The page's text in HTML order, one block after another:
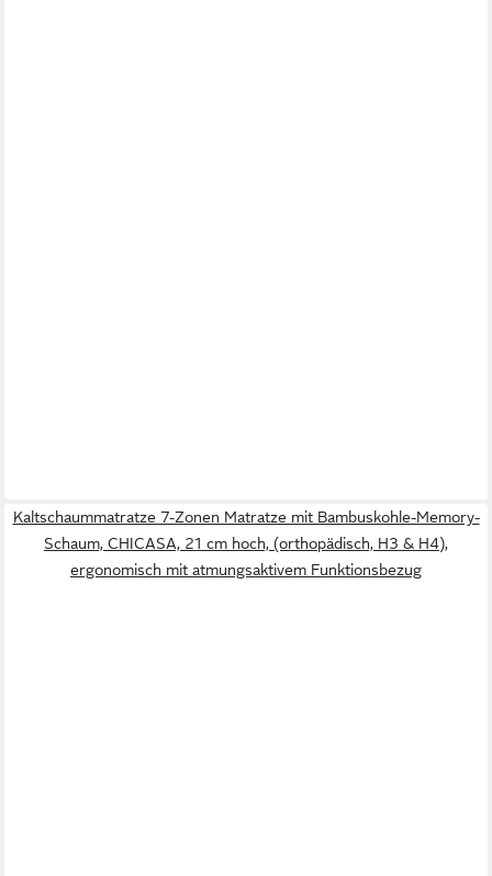
Kaltschaummatratze 7-Zonen Matratze mit Bambuskohle-Memory-
Schaum, CHICASA, 21 cm hoch, (orthopädisch, H3 & H4),
ergonomisch mit atmungsaktivem Funktionsbezug